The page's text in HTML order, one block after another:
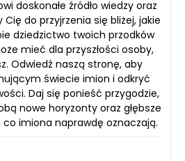
doskonałe źródło wiedzy oraz
do przyjrzenia się bliżej, jakie
dziedzictwo twoich przodków
mieć dla przyszłości osoby,
Odwiedź naszą stronę, aby
świecie imion i odkryć
Daj się ponieść przygodzie,
nowe horyzonty oraz głębsze
imiona naprawdę oznaczają.